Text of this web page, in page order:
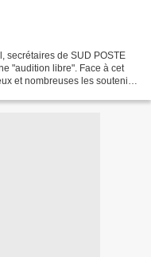
secrétaires de SUD POSTE
"audition libre". Face à cet
et nombreuses les soutenir